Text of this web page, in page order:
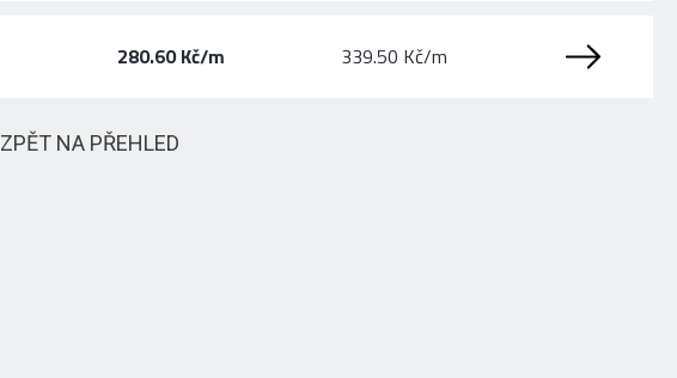
280.60 Kč/m 339.50 Kč/m
ZPĚT NA PŘEHLED